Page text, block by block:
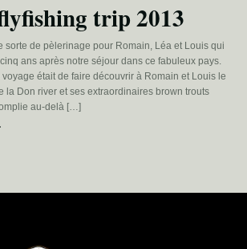
trip 2013
sorte de pèlerinage pour Romain, Léa et Louis qui
ans après notre séjour dans ce fabuleux pays.
était de faire découvrir à Romain et Louis le
la Don river et ses extraordinaires brown trouts
au-delà […]